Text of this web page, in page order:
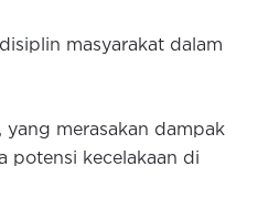
masyarakat dalam
merasakan dampak
potensi kecelakaan di